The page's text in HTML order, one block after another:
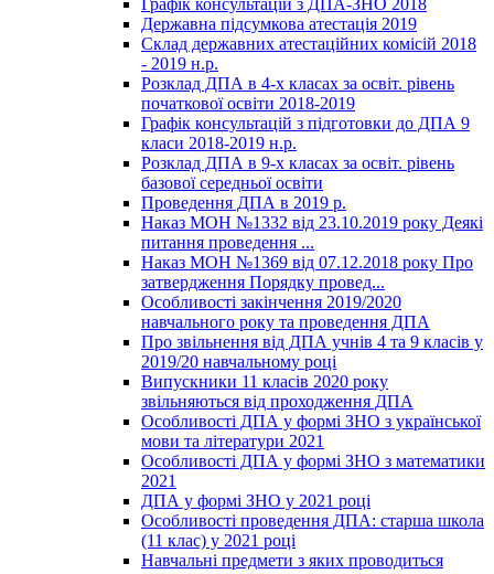
Графік консультацій з ДПА-ЗНО 2018
Державна підсумкова атестація 2019
Склад державних атестаційних комісій 2018
- 2019 н.р.
Розклад ДПА в 4-х класах за освіт. рівень
початкової освіти 2018-2019
Графік консультацій з підготовки до ДПА 9
класи 2018-2019 н.р.
Розклад ДПА в 9-х класах за освіт. рівень
базової середньої освіти
Проведення ДПА в 2019 р.
Наказ МОН №1332 від 23.10.2019 року Деякі
питання проведення ...
Наказ МОН №1369 від 07.12.2018 року Про
затвердження Порядку провед...
Особливості закінчення 2019/2020
навчального року та проведення ДПА
Про звільнення від ДПА учнів 4 та 9 класів у
2019/20 навчальному році
Випускники 11 класів 2020 року
звільняються від проходження ДПА
Особливості ДПА у формі ЗНО з української
мови та літератури 2021
Особливості ДПА у формі ЗНО з математики
2021
ДПА у формі ЗНО у 2021 році
Особливості проведення ДПА: старша школа
(11 клас) у 2021 році
Навчальні предмети з яких проводиться